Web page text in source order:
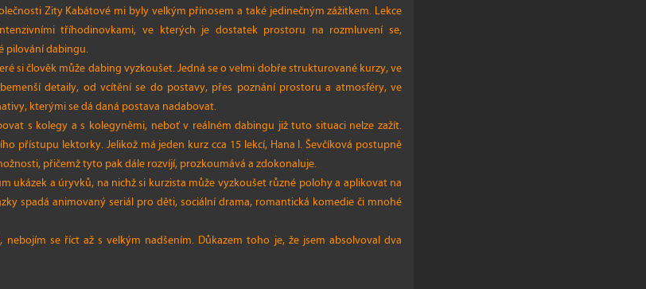
Zity Kabátové mi byly velkým přínosem a také jedinečným zážitkem. Lekce
tříhodinovkami, ve kterých je dostatek prostoru na rozmluvení se,
pilování dabingu.
si člověk může dabing vyzkoušet. Jedná se o velmi dobře strukturované kurzy, ve
detaily, od vcítění se do postavy, přes poznání prostoru a atmosféry, ve
kterými se dá daná postava nadabovat.
s kolegy a s kolegyněmi, neboť v reálném dabingu již tuto situaci nelze zažít.
přístupu lektorky. Jelikož má jeden kurz cca 15 lekcí, Hana I. Ševčíková postupně
přičemž tyto pak dále rozvíjí, prozkoumává a zdokonaluje.
ukázek a úryvků, na nichž si kurzista může vyzkoušet různé polohy a aplikovat na
spadá animovaný seriál pro děti, sociální drama, romantická komedie či mnohé
se říct až s velkým nadšením. Důkazem toho je, že jsem absolvoval dva